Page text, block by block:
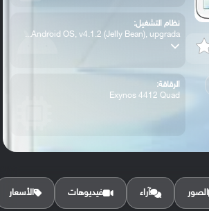
نظام التشغيل:
Android OS, v4.1.2 (Jelly Bean), upgrada...
الرقاقة:
Exynos 4412 Quad
الرام / التخزين:
الصور آراء فيديوهات الأسعار